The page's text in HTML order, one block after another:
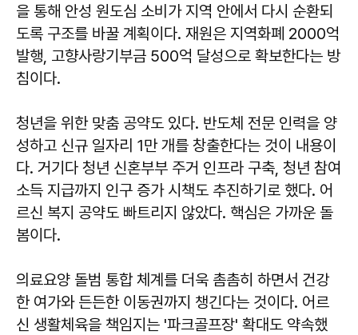
을 통해 안성 원도심 소비가 지역 안에서 다시 순환되
도록 구조를 바꿀 계획이다. 재원은 지역화폐 2000억
발행, 고향사랑기부금 500억 달성으로 확보한다는 방
침이다.
청년을 위한 맞춤 공약도 있다. 반도체 전문 인력을 양
성하고 신규 일자리 1만 개를 창출한다는 것이 내용이
다. 거기다 청년 신혼부부 주거 인프라 구축, 청년 참여
소득 지급까지 인구 증가 시책도 추진하기로 했다. 어
르신 복지 공약도 빠트리지 않았다. 핵심은 가까운 돌
봄이다.
의료요양 돌범 통합 체계를 더욱 촘촘히 하면서 건강
한 여가와 든든한 이동권까지 챙긴다는 것이다. 어르
신 생활체육을 책임지는 '파크골프장' 확대도 약속했